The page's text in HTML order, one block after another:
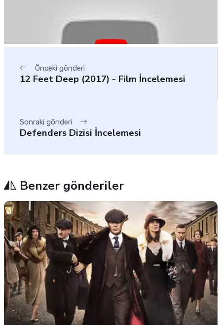
Önceki gönderi
12 Feet Deep (2017) - Film İncelemesi
Sonraki gönderi
Defenders Dizisi İncelemesi
Benzer gönderiler